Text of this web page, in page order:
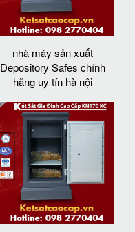
nhà máy sản xuất
Depository Safes chính
hãng uy tín hà nội